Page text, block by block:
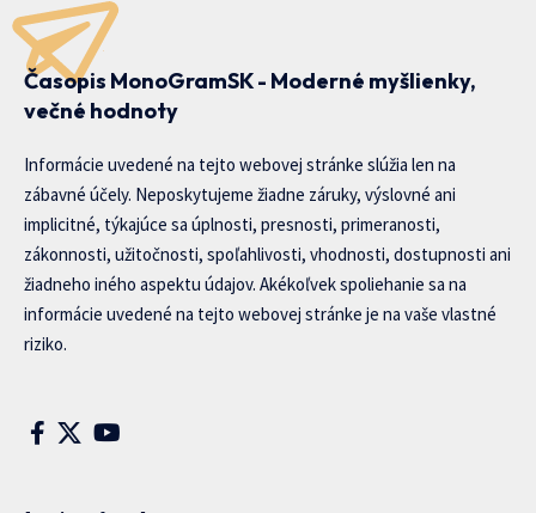
Časopis MonoGramSK - Moderné myšlienky,
večné hodnoty
Informácie uvedené na tejto webovej stránke slúžia len na
zábavné účely. Neposkytujeme žiadne záruky, výslovné ani
implicitné, týkajúce sa úplnosti, presnosti, primeranosti,
zákonnosti, užitočnosti, spoľahlivosti, vhodnosti, dostupnosti ani
žiadneho iného aspektu údajov. Akékoľvek spoliehanie sa na
informácie uvedené na tejto webovej stránke je na vaše vlastné
riziko.